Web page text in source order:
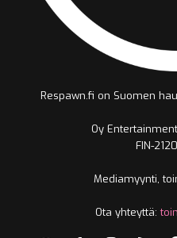
Respawn.fi on Suomen
Oy
FIN-
Mediamyynti,
Ota yhteyttä: